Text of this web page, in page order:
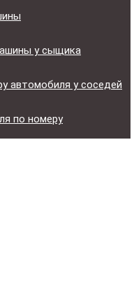
у сыщика
автомобиля у соседей
по номеру